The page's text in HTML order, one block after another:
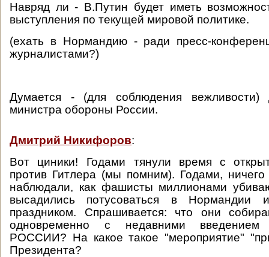
Навряд ли - В.Путин будет иметь
выступления по текущей мировой политике.
(ехать в Нормандию - ради пресс-
журналистами?)
Думается - (для соблюдения вежливости)
министра обороны России.
Дмитрий Никифоров:
Вот циники! Годами тянули время с
против Гитлера (мы помним). Годами,
наблюдали, как фашисты миллионами
высадились потусоваться в
праздником. Спрашивается: что они
одновременно с недавними введением
РОССИИ? На какое такое "мероприятие"
Президента?